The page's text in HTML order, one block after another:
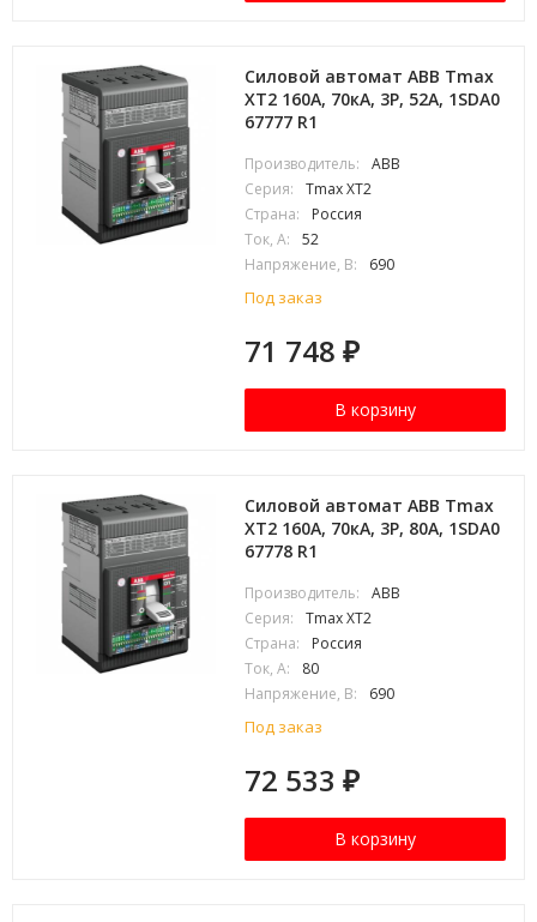
Силовой автомат ABB Tmax
XT2 160А, 70кА, 3P, 52А, 1SDA0
67777 R1
Производитель:
ABB
Серия:
Tmax XT2
Страна:
Россия
Ток, А:
52
Напряжение, В:
690
Под заказ
71 748₽
В корзину
Силовой автомат ABB Tmax
XT2 160А, 70кА, 3P, 80А, 1SDA0
67778 R1
Производитель:
ABB
Серия:
Tmax XT2
Страна:
Россия
Ток, А:
80
Напряжение, В:
690
Под заказ
72 533₽
В корзину